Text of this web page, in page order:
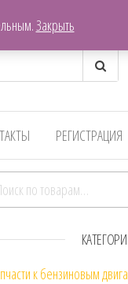
РЕГИСТРАЦИЯ
к бензиновым
Закрыть